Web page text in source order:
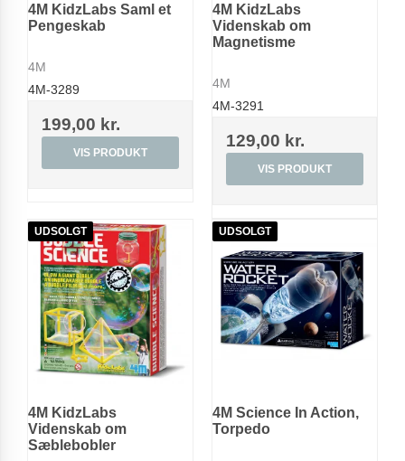
4M KidzLabs Saml et
Pengeskab
4M
4M-3289
199,00 kr.
VIS PRODUKT
4M KidzLabs
Videnskab om
Magnetisme
4M
4M-3291
129,00 kr.
VIS PRODUKT
UDSOLGT
4M KidzLabs
Videnskab om
Sæblebobler
UDSOLGT
4M Science In Action,
Torpedo